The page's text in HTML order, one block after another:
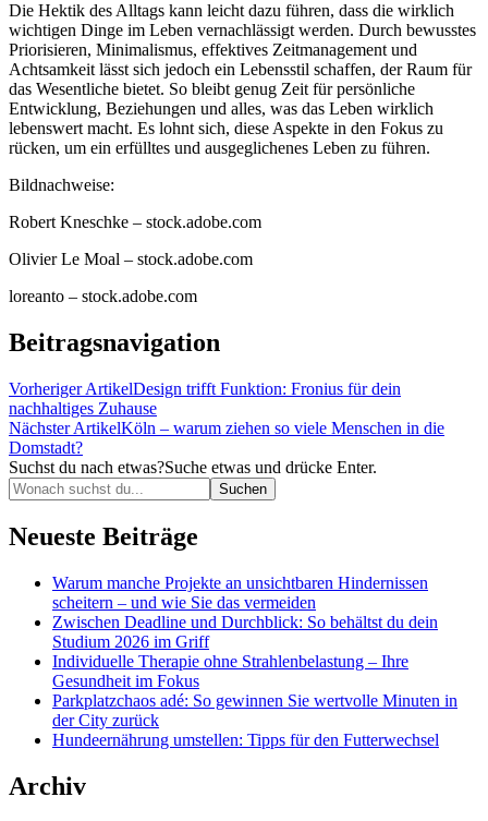
Die Hektik des Alltags kann leicht dazu führen, dass die wirklich
wichtigen Dinge im Leben vernachlässigt werden. Durch bewusstes
Priorisieren, Minimalismus, effektives Zeitmanagement und
Achtsamkeit lässt sich jedoch ein Lebensstil schaffen, der Raum für
das Wesentliche bietet. So bleibt genug Zeit für persönliche
Entwicklung, Beziehungen und alles, was das Leben wirklich
lebenswert macht. Es lohnt sich, diese Aspekte in den Fokus zu
rücken, um ein erfülltes und ausgeglichenes Leben zu führen.
Bildnachweise:
Robert Kneschke – stock.adobe.com
Olivier Le Moal – stock.adobe.com
loreanto – stock.adobe.com
Beitragsnavigation
Vorheriger ArtikelDesign trifft Funktion: Fronius für dein
nachhaltiges Zuhause
Nächster ArtikelKöln – warum ziehen so viele Menschen in die
Domstadt?
Suchst du nach etwas?Suche etwas und drücke Enter.
Neueste Beiträge
Warum manche Projekte an unsichtbaren Hindernissen
scheitern – und wie Sie das vermeiden
Zwischen Deadline und Durchblick: So behältst du dein
Studium 2026 im Griff
Individuelle Therapie ohne Strahlenbelastung – Ihre
Gesundheit im Fokus
Parkplatzchaos adé: So gewinnen Sie wertvolle Minuten in
der City zurück
Hundeernährung umstellen: Tipps für den Futterwechsel
Archiv